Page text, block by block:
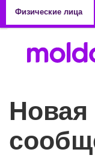
Физические лица